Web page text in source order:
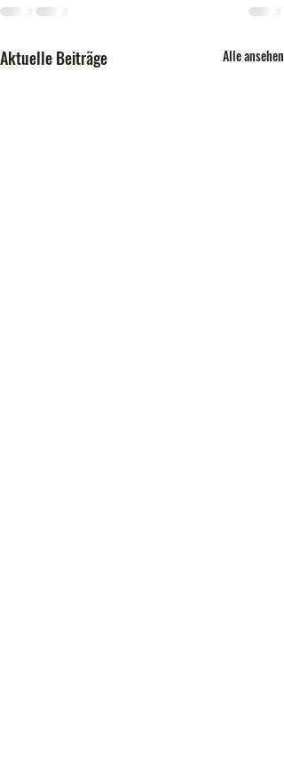
Aktuelle Beiträge Alle ansehen